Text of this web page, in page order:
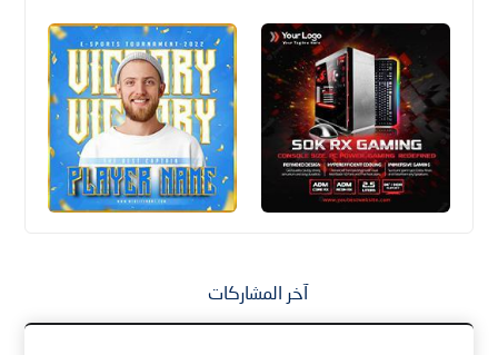
آخر المشاركات